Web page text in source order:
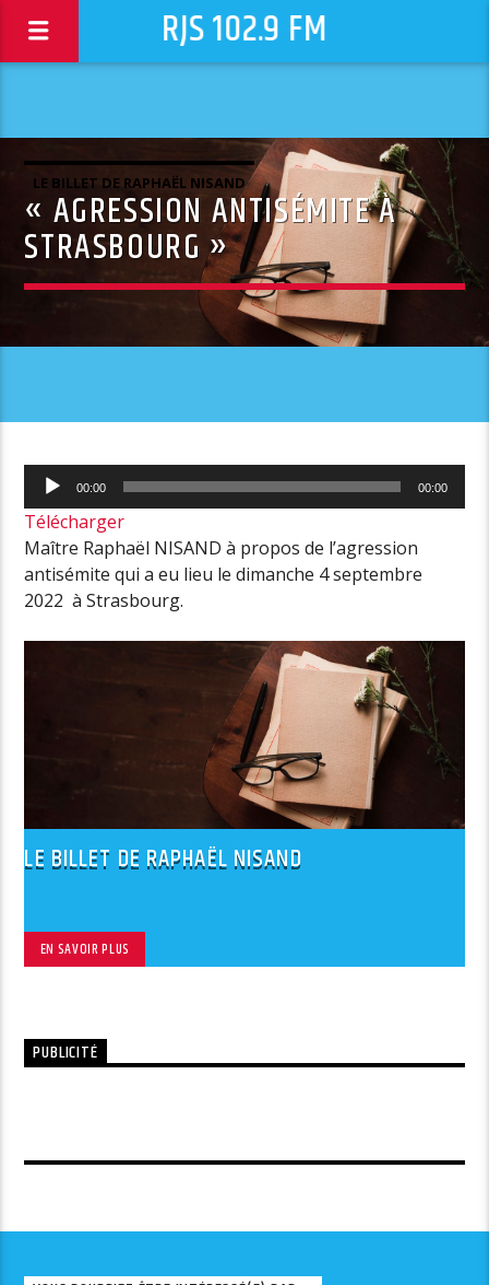
RJS 102.9 FM
LE BILLET DE RAPHAËL NISAND
« AGRESSION ANTISÉMITE À
STRASBOURG »
Lecteur
audio
00:00 00:00
Télécharger
Maître Raphaël NISAND à propos de l’agression
antisémite qui a eu lieu le dimanche 4 septembre
2022 à Strasbourg.
LE BILLET DE RAPHAËL NISAND
EN SAVOIR PLUS
PUBLICITÉ